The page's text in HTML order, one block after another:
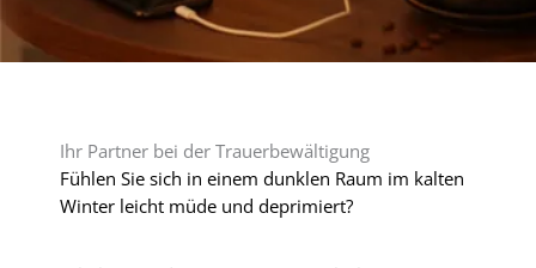
Ihr Partner bei der Trauerbewältigung
Fühlen Sie sich in einem dunklen Raum im kalten
Winter leicht müde und deprimiert?